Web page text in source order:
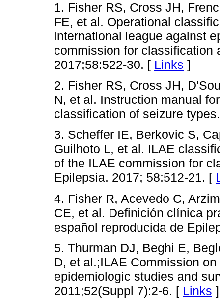
1. Fisher RS, Cross JH,
FE, et al. Operational
international league against
commission for classification
2017;58:522-30. [ Links ]
2. Fisher RS, Cross JH,
N, et al. Instruction manual
classification of seizure
3. Scheffer IE, Berkovic S,
Guilhoto L, et al. ILAE
of the ILAE commission for
Epilepsia. 2017; 58:512-21. [
4. Fisher R, Acevedo C,
CE, et al. Definición clínica
español reproducida de
5. Thurman DJ, Beghi E,
D, et al.;ILAE Commission
epidemiologic studies and
2011;52(Suppl 7):2-6. [ Links ]